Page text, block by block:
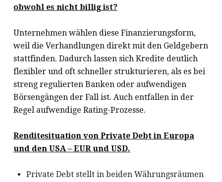
obwohl es nicht billig ist?
Unternehmen wählen diese Finanzierungsform,
weil die Verhandlungen direkt mit den Geldgebern
stattfinden. Dadurch lassen sich Kredite deutlich
flexibler und oft schneller strukturieren, als es bei
streng regulierten Banken oder aufwendigen
Börsengängen der Fall ist. Auch entfallen in der
Regel aufwendige Rating-Prozesse.
Renditesituation von Private Debt in Europa
und den USA – EUR und USD.
Private Debt stellt in beiden Währungsräumen